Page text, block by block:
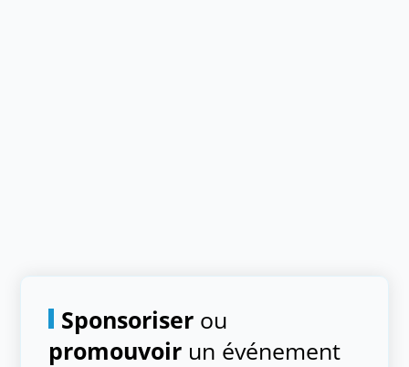
Sponsoriser ou
promouvoir un événement